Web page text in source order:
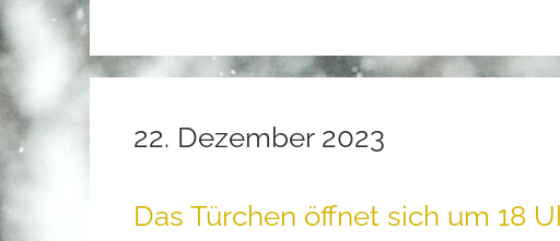
22. Dezember 2023
Das Türchen öffnet sich um 18